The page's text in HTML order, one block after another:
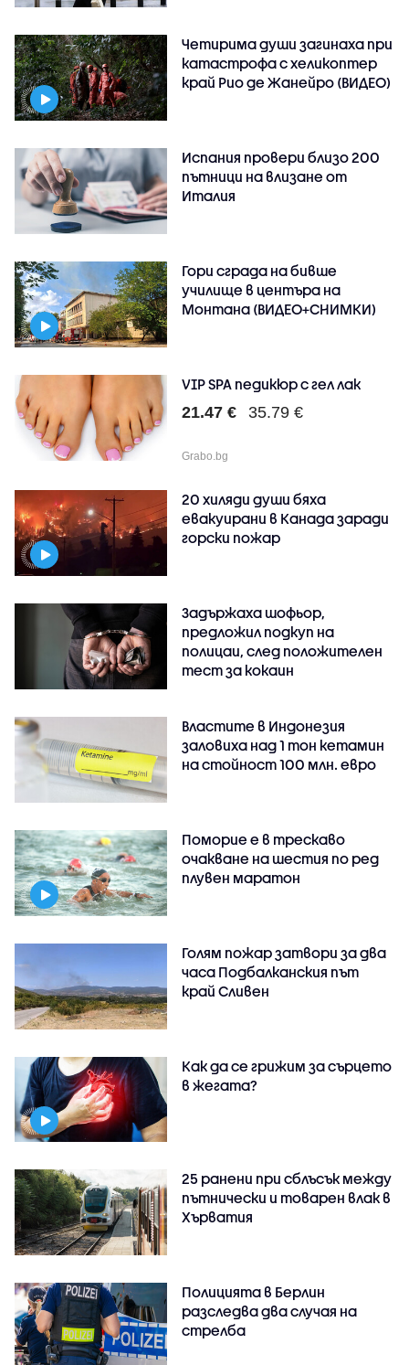
Четирима души загинаха при
катастрофа с хеликоптер
край Рио де Жанейро (ВИДЕО)
Испания провери близо 200
пътници на влизане от
Италия
Гори сграда на бивше
училище в центъра на
Монтана (ВИДЕО+СНИМКИ)
VIP SPA педикюр с гел лак
21.47 € 35.79 €
Grabo.bg
20 хиляди души бяха
евакуирани в Канада заради
горски пожар
Задържаха шофьор,
предложил подкуп на
полицаи, след положителен
тест за кокаин
Властите в Индонезия
заловиха над 1 тон кетамин
на стойност 100 млн. евро
Поморие е в трескаво
очакване на шестия по ред
плувен маратон
Голям пожар затвори за два
часа Подбалканския път
край Сливен
Как да се грижим за сърцето
в жегата?
25 ранени при сблъсък между
пътнически и товарен влак в
Хърватия
Полицията в Берлин
разследва два случая на
стрелба